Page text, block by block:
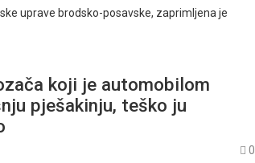
uprave brodsko-posavske, zaprimljena je
koji je automobilom
pješakinju, teško ju
0